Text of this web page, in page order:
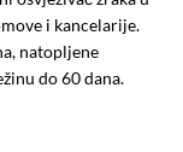
i kancelarije.
natopljene
do 60 dana.